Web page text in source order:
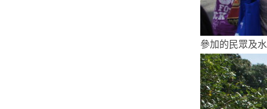
參加的民眾及